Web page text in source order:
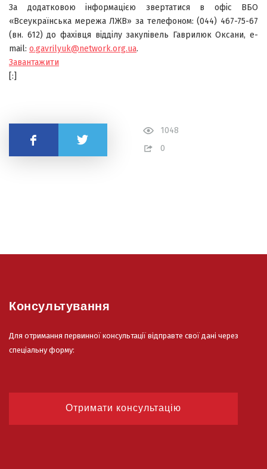
За додатковою інформацією звертатися в офіс ВБО
«Всеукраїнська мережа ЛЖВ» за телефоном: (044) 467-75-67
(вн. 612) до фахівця відділу закупівель Гаврилюк Оксани, е-
mail: o.gavrilyuk@network.org.ua.
Завантажити
[:]
1048
0
Поділитись
Консультування
Для отримання первинної консультації відправте свої дані через
спеціальну форму:
Отримати консультацію